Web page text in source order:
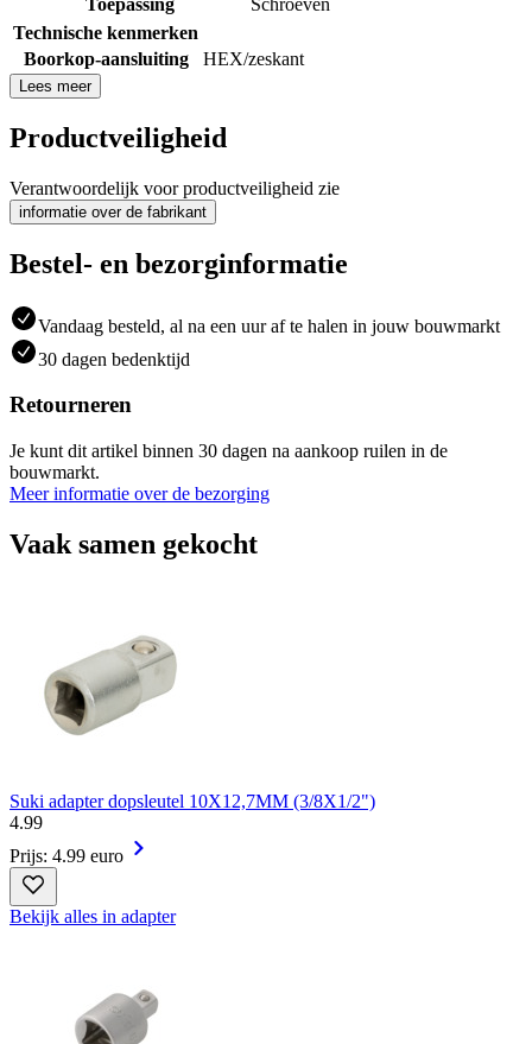
Toepassing
Schroeven
Technische kenmerken
Boorkop-aansluiting
HEX/zeskant
Lees meer
Productveiligheid
Verantwoordelijk voor productveiligheid zie
informatie over de fabrikant
Bestel- en bezorginformatie
Vandaag besteld, al na een uur af te halen in jouw bouwmarkt
30 dagen bedenktijd
Retourneren
Je kunt dit artikel binnen 30 dagen na aankoop ruilen in de
bouwmarkt.
Meer informatie over de bezorging
Vaak samen gekocht
Suki adapter dopsleutel 10X12,7MM (3/8X1/2")
4.99
Prijs: 4.99 euro
Bekijk alles in adapter